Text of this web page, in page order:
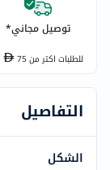
توصيل مجاني*
للطلبات اكتر من75
التفاصيل
الشكل